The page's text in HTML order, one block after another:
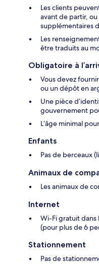
Les clients
avant de partir,
supplémentaires
Les
être traduits au
Obligatoire à
Vous devez
ou un dépôt en
Une pièce
gouvernement
L’âge minimal
Enfants
Pas de berceaux
Animaux de
Les animaux de
Internet
Wi-Fi gratuit dans
(pour plus de 6
Stationnement
Pas de